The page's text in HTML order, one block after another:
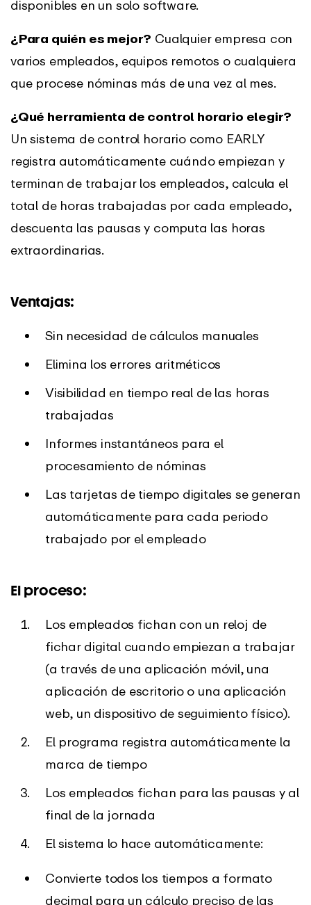
disponibles en un solo software.
¿Para quién es mejor? Cualquier empresa con
varios empleados, equipos remotos o cualquiera
que procese nóminas más de una vez al mes.
¿Qué herramienta de control horario elegir?
Un sistema de control horario como EARLY
registra automáticamente cuándo empiezan y
terminan de trabajar los empleados, calcula el
total de horas trabajadas por cada empleado,
descuenta las pausas y computa las horas
extraordinarias.
Ventajas:
Sin necesidad de cálculos manuales
Elimina los errores aritméticos
Visibilidad en tiempo real de las horas
trabajadas
Informes instantáneos para el
procesamiento de nóminas
Las tarjetas de tiempo digitales se generan
automáticamente para cada periodo
trabajado por el empleado
El proceso:
Los empleados fichan con un reloj de
fichar digital cuando empiezan a trabajar
(a través de una aplicación móvil, una
aplicación de escritorio o una aplicación
web, un dispositivo de seguimiento físico).
El programa registra automáticamente la
marca de tiempo
Los empleados fichan para las pausas y al
final de la jornada
El sistema lo hace automáticamente:
Convierte todos los tiempos a formato
decimal para un cálculo preciso de las